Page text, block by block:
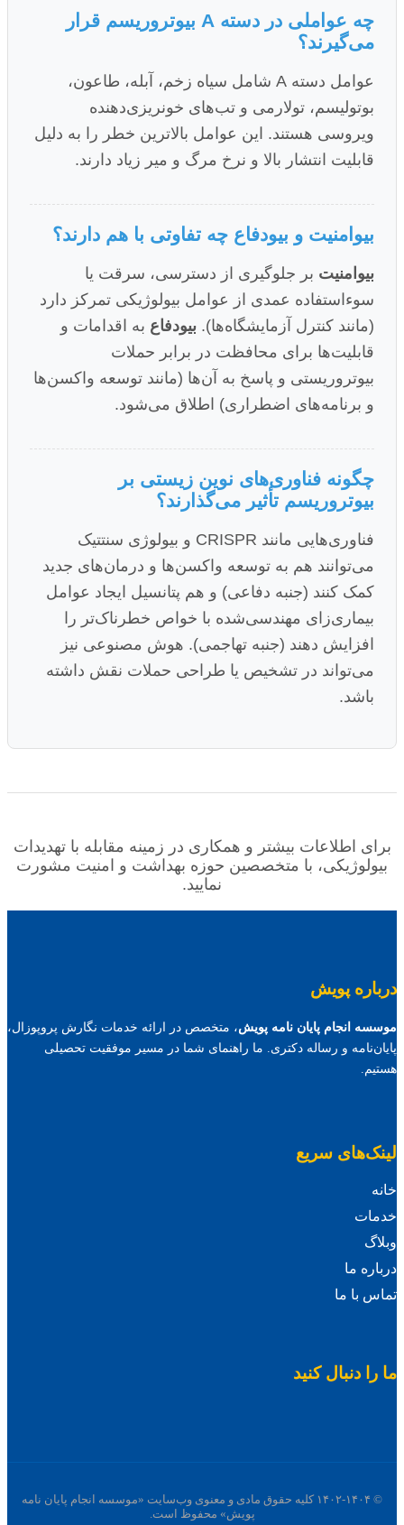
چه عواملی در دسته A بیوتروریسم قرار
می‌گیرند؟
عوامل دسته A شامل سیاه زخم، آبله، طاعون،
بوتولیسم، تولارمی و تب‌های خونریزی‌دهنده
ویروسی هستند. این عوامل بالاترین خطر را به دلیل
قابلیت انتشار بالا و نرخ مرگ و میر زیاد دارند.
بیو‌امنیت و بیو‌دفاع چه تفاوتی با هم دارند؟
بیو‌امنیت بر جلوگیری از دسترسی، سرقت یا
سوءاستفاده عمدی از عوامل بیولوژیکی تمرکز دارد
(مانند کنترل آزمایشگاه‌ها). بیو‌دفاع به اقدامات و
قابلیت‌ها برای محافظت در برابر حملات
بیوتروریستی و پاسخ به آن‌ها (مانند توسعه واکسن‌ها
و برنامه‌های اضطراری) اطلاق می‌شود.
چگونه فناوری‌های نوین زیستی بر
بیوتروریسم تأثیر می‌گذارند؟
فناوری‌هایی مانند CRISPR و بیولوژی سنتتیک
می‌توانند هم به توسعه واکسن‌ها و درمان‌های جدید
کمک کنند (جنبه دفاعی) و هم پتانسیل ایجاد عوامل
بیماری‌زای مهندسی‌شده با خواص خطرناک‌تر را
افزایش دهند (جنبه تهاجمی). هوش مصنوعی نیز
می‌تواند در تشخیص یا طراحی حملات نقش داشته
باشد.
برای اطلاعات بیشتر و همکاری در زمینه مقابله با تهدیدات
بیولوژیکی، با متخصصین حوزه بهداشت و امنیت مشورت
نمایید.
درباره پویش
موسسه انجام پایان نامه پویش، متخصص در ارائه خدمات نگارش پروپوزال،
پایان‌نامه و رساله دکتری. ما راهنمای شما در مسیر موفقیت تحصیلی
هستیم.
لینک‌های سریع
خانه
خدمات
وبلاگ
درباره ما
تماس با ما
ما را دنبال کنید
© ۱۴۰۲-۱۴۰۴ کلیه حقوق مادی و معنوی وب‌سایت «موسسه انجام پایان نامه
پویش» محفوظ است.